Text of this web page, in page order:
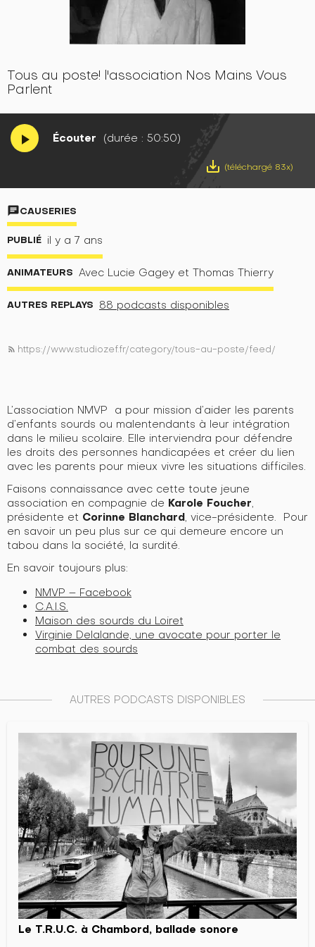
Tous au poste! l'association Nos Mains Vous
Parlent
play_arrow Écouter (durée : 50:50)
save_alt (téléchargé 83x)
chatCAUSERIES
PUBLIÉ il y a 7 ans
ANIMATEURS Avec Lucie Gagey et Thomas Thierry
AUTRES REPLAYS 88 podcasts disponibles
rss_feed https://www.studiozef.fr/category/tous-au-poste/feed/
L’association NMVP a pour mission d’aider les parents
d’enfants sourds ou malentendants à leur intégration
dans le milieu scolaire. Elle interviendra pour défendre
les droits des personnes handicapées et créer du lien
avec les parents pour mieux vivre les situations difficiles.
Faisons connaissance avec cette toute jeune
association en compagnie de Karole Foucher,
présidente et Corinne Blanchard, vice-présidente. Pour
en savoir un peu plus sur ce qui demeure encore un
tabou dans la société, la surdité.
En savoir toujours plus:
NMVP – Facebook
C.A.I.S.
Maison des sourds du Loiret
Virginie Delalande, une avocate pour porter le
combat des sourds
AUTRES PODCASTS DISPONIBLES
Le T.R.U.C. à Chambord, ballade sonore